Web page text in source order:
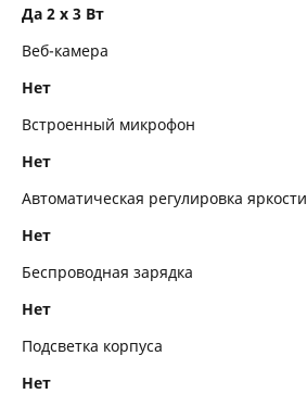
Да 2 x 3 Вт
Веб-камера
Нет
Встроенный микрофон
Нет
Автоматическая регулировка яркости
Нет
Беспроводная зарядка
Нет
Подсветка корпуса
Нет